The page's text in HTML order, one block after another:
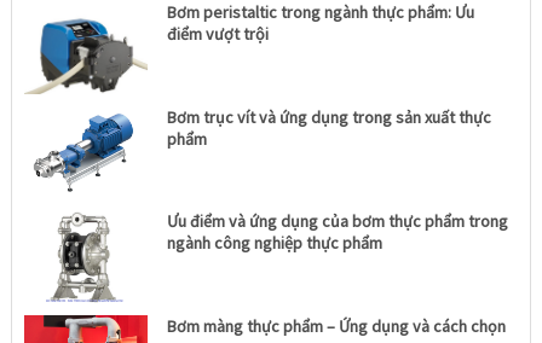
Bơm peristaltic trong ngành thực phẩm: Ưu
điểm vượt trội
Bơm trục vít và ứng dụng trong sản xuất thực
phẩm
Ưu điểm và ứng dụng của bơm thực phẩm trong
ngành công nghiệp thực phẩm
Bơm màng thực phẩm – Ứng dụng và cách chọn